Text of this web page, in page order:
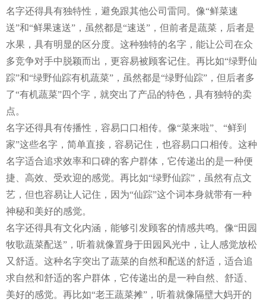
名字还得具有独特性，避免跟其他公司雷同。像“鲜菜速
送”和“鲜果速送”，虽然都是“速送”，但前者是蔬菜，后者是
水果，具有明显的区分度。这种独特的名字，能让公司在众
多竞争对手中脱颖而出，更容易被顾客记住。再比如“绿野仙
踪”和“绿野仙踪有机蔬菜”，虽然都是“绿野仙踪”，但后者多
了“有机蔬菜”四个字，就突出了产品的特色，具有独特的卖
点。
名字还得具有传播性，容易口口相传。像“菜来啦”、“鲜到
家”这些名字，简单直接，容易记住，也容易口口相传。这种
名字适合追求效率和口碑的客户群体，它传递出的是一种便
捷、高效、受欢迎的感觉。再比如“绿野仙踪”，虽然有点文
艺，但也容易让人记住，因为“仙踪”这个词本身就带有一种
神秘和美好的感觉。
名字还得具有文化内涵，能够引发顾客的情感共鸣。像“田园
牧歌蔬菜配送”，听着就像置身于田园风光中，让人感觉放松
又舒适。这种名字突出了蔬菜的自然和配送的舒适，适合追
求自然和舒适的客户群体，它传递出的是一种自然、舒适、
美好的感觉。再比如“老王蔬菜摊”，听着就像隔壁大妈开的